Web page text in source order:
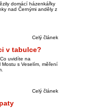
domácí házenkářky
nad Černými anděly z
Celý článek
v tabulce?
uvidíte na
s Veselím, měření
Celý článek